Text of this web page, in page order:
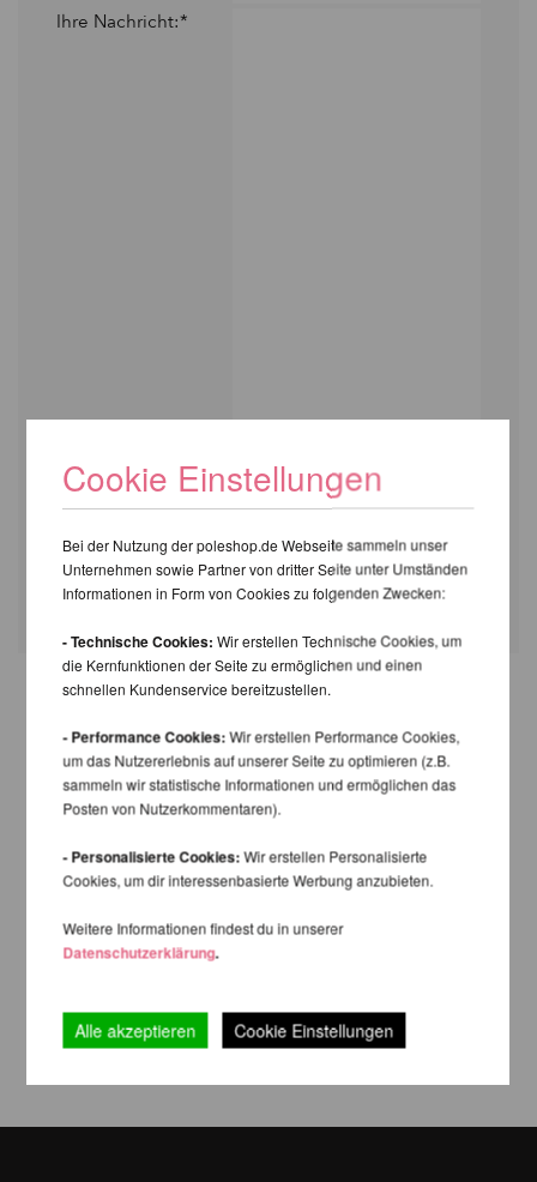
Ihre Nachricht:*
Felder mit * sind Pflichtfelder.
Cookie Einstellungen
Bei der Nutzung der poleshop.de Webseite sammeln unser
Unternehmen sowie Partner von dritter Seite unter Umständen
Informationen in Form von Cookies zu folgenden Zwecken:
- Technische Cookies: Wir erstellen Technische Cookies, um
die Kernfunktionen der Seite zu ermöglichen und einen
schnellen Kundenservice bereitzustellen.
- Performance Cookies:Wir erstellen Performance Cookies,
um das Nutzererlebnis auf unserer Seite zu optimieren (z.B.
sammeln wir statistische Informationen und ermöglichen das
Posten von Nutzerkommentaren).
- Personalisierte Cookies:Wir erstellen Personalisierte
Cookies, um dir interessenbasierte Werbung anzubieten.
Weitere Informationen findest du in unserer
Datenschutzerklärung.
Alle akzeptieren Cookie Einstellungen